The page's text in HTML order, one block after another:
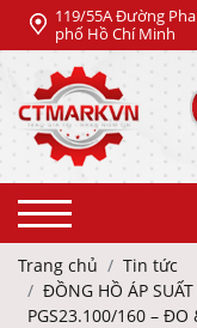
119/55A Đường
phố Hồ Chí Minh
Trang chủ
Tin tức
ĐỒNG HỒ ÁP
PGS23.100/160 – ĐO